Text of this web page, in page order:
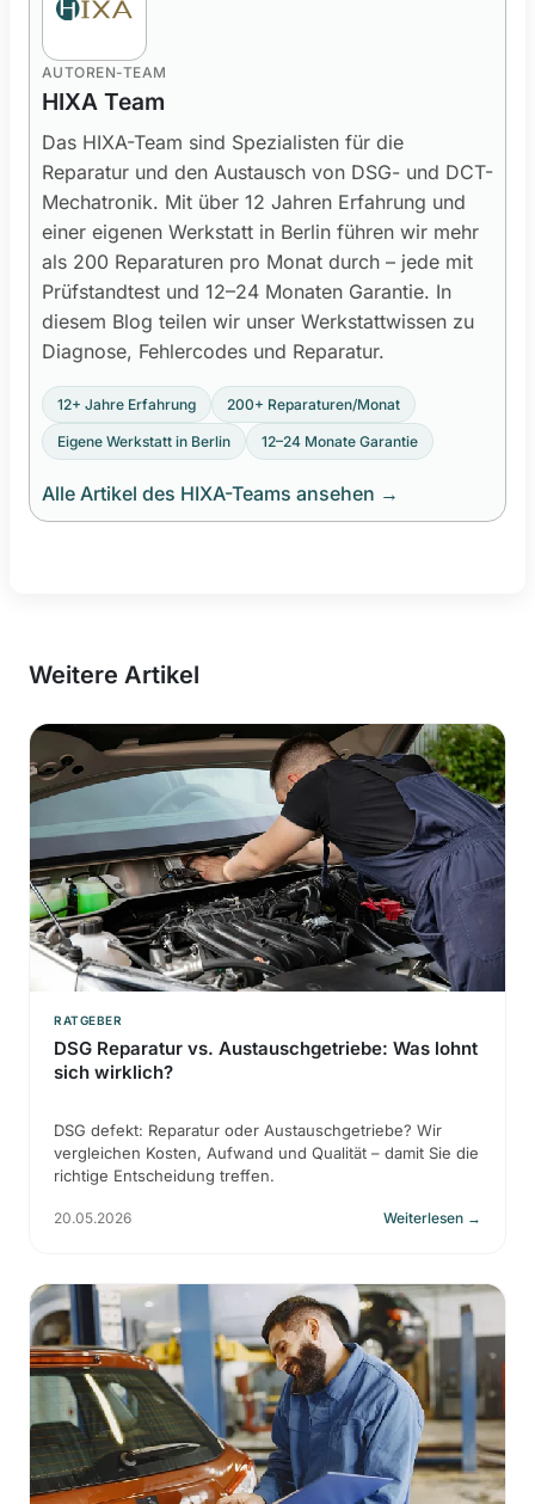
AUTOREN-TEAM
HIXA Team
Das HIXA-Team sind Spezialisten für die
Reparatur und den Austausch von DSG- und DCT-
Mechatronik. Mit über 12 Jahren Erfahrung und
einer eigenen Werkstatt in Berlin führen wir mehr
als 200 Reparaturen pro Monat durch – jede mit
Prüfstandtest und 12–24 Monaten Garantie. In
diesem Blog teilen wir unser Werkstattwissen zu
Diagnose, Fehlercodes und Reparatur.
12+ Jahre Erfahrung 200+ Reparaturen/Monat
Eigene Werkstatt in Berlin 12–24 Monate Garantie
Alle Artikel des HIXA-Teams ansehen →
Weitere Artikel
RATGEBER
DSG Reparatur vs. Austauschgetriebe: Was lohnt
sich wirklich?
DSG defekt: Reparatur oder Austauschgetriebe? Wir
vergleichen Kosten, Aufwand und Qualität – damit Sie die
richtige Entscheidung treffen.
20.05.2026 Weiterlesen →